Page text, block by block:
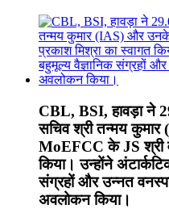
CBL, BSI, हावड़ा ने
सचिव श्री तन्मय
MoEFCC के JS श्री
किया। उन्होंने
संग्रहों और उन्नत
अवलोकन किया।